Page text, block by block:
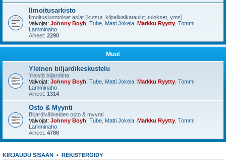
Ilmoitusarkisto
Ilmoitusluontoiset asiat (kutsut, kilpailuaikataulut, tulokset, yms)
Valvojat: Johnny Boyh Tube Matti Jokela Markku Ryytty Tommi
Lamminaho
Aiheet: 2290
Muut
Yleinen biljardikeskustelu
Yleistä biljardista
Valvojat: Johnny Boyh Tube Matti Jokela Markku Ryytty Tommi
Lamminaho
Aiheet: 1314
Osto & Myynti
Biljardivälineiden osto & myynti
Valvojat: Johnny Boyh Tube Matti Jokela Markku Ryytty Tommi
Lamminaho
Aiheet: 4786
KIRJAUDU SISÄÄN • REKISTERÖIDY